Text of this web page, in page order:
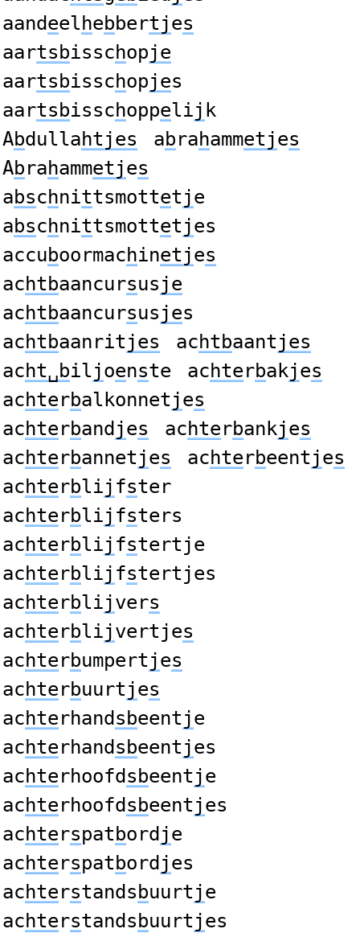
aandeelhebbertjes
aartsbisschopje
aartsbisschopjes
aartsbisschoppelij k
Abdullahtjes abrahammetjes
Abrahammetjes
abschnittsmottetje
abschnittsmottetjes
accuboormachinetjes
achtbaancursusje
achtbaancursusjes
achtbaanritjes achtbaantjes
acht␣biljoenste achterbakjes
achterbalkonnetjes
achterband jes achterbankjes
achterbannetjes achterbeentjes
achterblij fster
achterblij fsters
achterblij fstertje
achterblij fstertjes
achterblijvers
achterblijvertjes
achterbumpertjes
achterbuurtjes
achterhand sbeentje
achterhand sbeentjes
achterhoofd sbeentje
achterhoofd sbeentjes
achterspatbord je
achterspatbord jes
achterstands buurtje
achterstands buurtjes